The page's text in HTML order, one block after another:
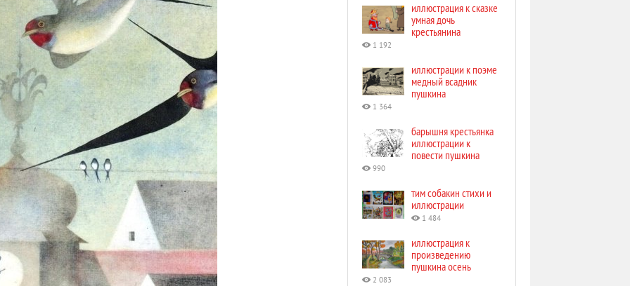
иллюстрация к сказке
умная дочь
крестьянина
1 192
иллюстрации к поэме
медный всадник
пушкина
1 364
барышня крестьянка
иллюстрации к
повести пушкина
990
тим собакин стихи и
иллюстрации
1 484
иллюстрация к
произведению
пушкина осень
2 083